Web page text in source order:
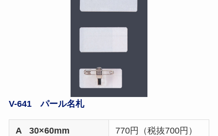
V-641 パール名札
A 30×60mm 770円（税抜700円）